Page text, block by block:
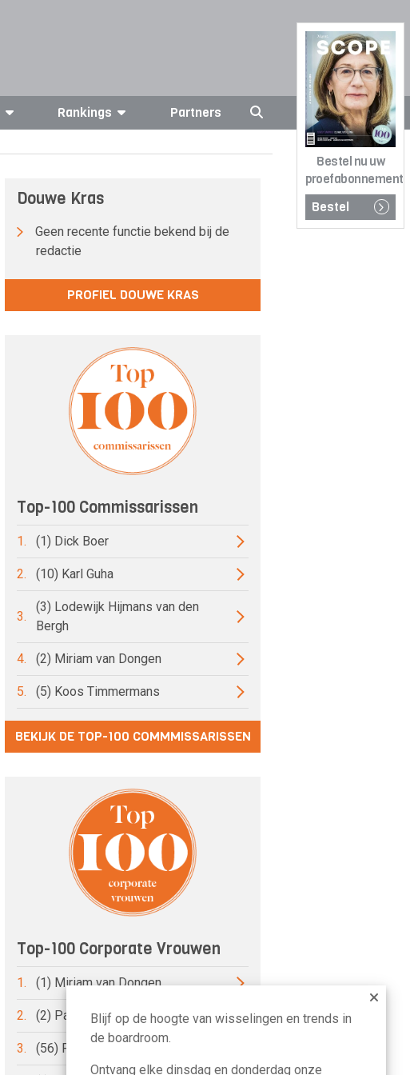
Bestel nu uw
proefabonnement
Bestel
Rankings Partners
Douwe Kras
Geen recente functie bekend bij de
redactie
PROFIEL DOUWE KRAS
Top-100 Commissarissen
1. (1) Dick Boer
2. (10) Karl Guha
3.
(3) Lodewijk Hijmans van den
Bergh
4. (2) Miriam van Dongen
5. (5) Koos Timmermans
BEKIJK DE TOP-100 COMMMISSARISSEN
Top-100 Corporate Vrouwen
1. (1) Miriam van Dongen
2. (2) Pauline van der Meer Mohr
3. (56) Petri Hofsté
Blijf op de hoogte van wisselingen en trends in
de boardroom.
Ontvang elke dinsdag en donderdag onze